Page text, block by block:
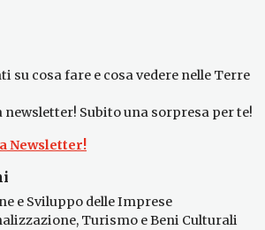
su cosa fare e cosa vedere nelle Terre
Subito una sorpresa per te!
Newsletter!
e Sviluppo delle Imprese
Turismo e Beni Culturali